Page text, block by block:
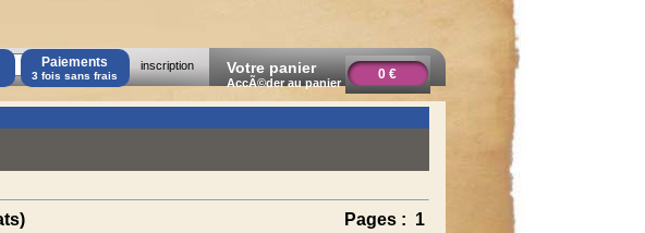
Paiements
3 fois sans frais
inscription Votre panier
AccÃ©der au panier
0 €
Pages : 1